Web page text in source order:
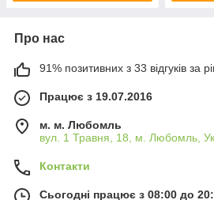
Про нас
91% позитивних з 33 відгуків за
Працює з 19.07.2016
м. м. Любомль
вул. 1 Травня, 18, м. Любомль,
Контакти
Сьогодні працює з 08:00 до